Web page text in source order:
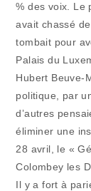
% des voix. Le
avait chassé
tombait pour
Palais du
Hubert Beuve-
politique, par
d’autres
éliminer une
28 avril, le «
Colombey les
Il y a fort à